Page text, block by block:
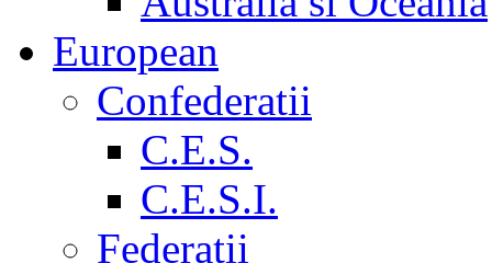
European
Confederatii
C.E.S.
C.E.S.I.
Federatii